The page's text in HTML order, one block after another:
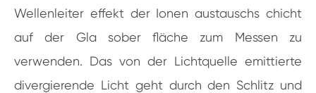
Wellenleiter effekt der Ionen austauschs chicht
auf der Gla sober fläche zum Messen zu
verwenden. Das von der Lichtquelle emittierte
divergierende Licht geht durch den Schlitz und